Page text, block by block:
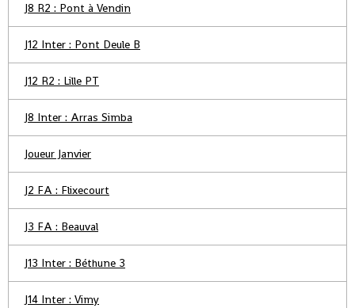
J8 R2 : Pont à Vendin
J12 Inter : Pont Deule B
J12 R2 : Lille PT
J8 Inter : Arras Simba
Joueur Janvier
J2 FA : Flixecourt
J3 FA : Beauval
J13 Inter : Béthune 3
J14 Inter : Vimy